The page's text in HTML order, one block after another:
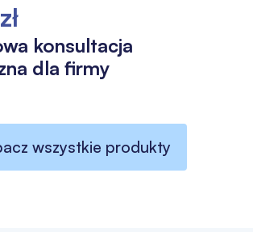
konsultacja
dla firmy
wszystkie produkty